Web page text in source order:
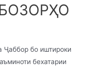
Ҷаббор бо иштироки
бехатарии